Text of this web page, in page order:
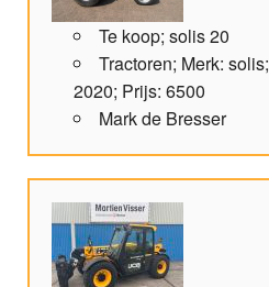
Te koop; solis 20
Tractoren; Merk:
2020; Prijs: 6500
Mark de Bresser